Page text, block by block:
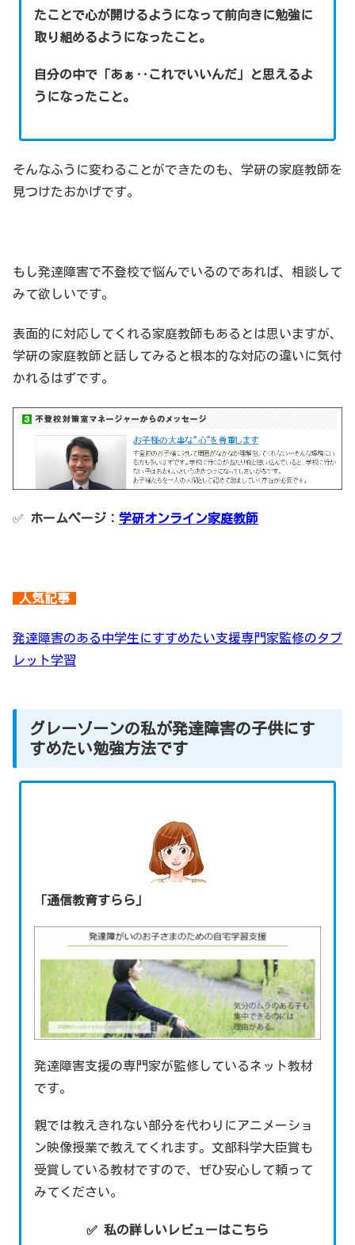
たことで心が開けるようになって前向きに勉強に
取り組めるようになったこと。
自分の中で「あぁ‥これでいいんだ」と思えるよ
うになったこと。
そんなふうに変わることができたのも、学研の家庭教師を
見つけたおかげです。
もし発達障害で不登校で悩んでいるのであれば、相談して
みて欲しいです。
表面的に対応してくれる家庭教師もあるとは思いますが、
学研の家庭教師と話してみると根本的な対応の違いに気付
かれるはずです。
✅ ホームページ： 学研オンライン家庭教師
人気記事
発達障害のある中学生にすすめたい支援専門家監修のタブ
レット学習
グレーゾーンの私が発達障害の子供にす
すめたい勉強方法です
「通信教育すらら」
発達障害支援の専門家が監修しているネット教材
です。
親では教えきれない部分を代わりにアニメーショ
ン映像授業で教えてくれます。文部科学大臣賞も
受賞している教材ですので、ぜひ安心して頼って
みてください。
✅ 私の詳しいレビューはこちら